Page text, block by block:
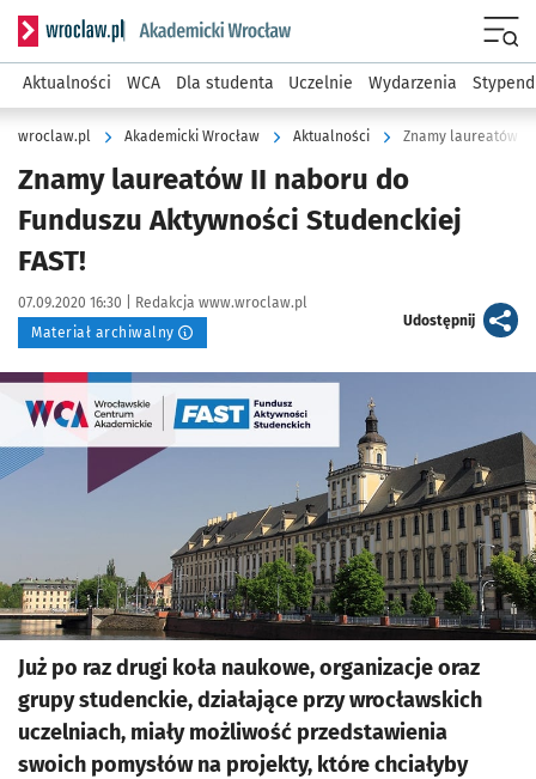
Serwis informacyjny wroclaw.pl podserwis: Akademicki
Aktualności WCA Dla studenta Uczelnie Wydarzenia
wroclaw.pl Akademicki Wrocław Aktualności Znamy laureatów II
Znamy laureatów II naboru do
Funduszu Aktywności Studenckiej
FAST!
Data publikacji:
07.09.2020 16:30 | Autor:
Redakcja www.wroclaw.pl
Materiał archiwalny
Udostępnijartykuł
Kliknij, aby powiększyć
Już po raz drugi koła naukowe, organizacje oraz
grupy studenckie, działające przy wrocławskich
uczelniach, miały możliwość przedstawienia
swoich pomysłów na projekty, które chciałyby